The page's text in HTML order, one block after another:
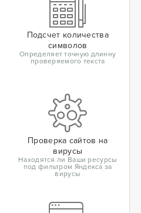
Подсчет количества
символов
Определяет точную длинну
проверяемого текста
Проверка сайтов на
вирусы
Находятся ли Ваши ресурсы
под фильтром Яндекса за
вирусы